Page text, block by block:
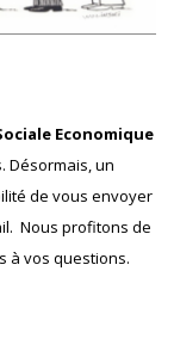
Economique
Désormais, un
de vous envoyer
Nous profitons de
à vos questions.